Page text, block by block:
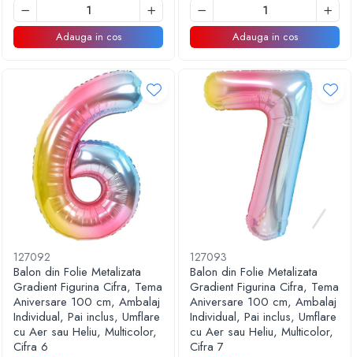
Adauga in cos Adauga in cos
127092
Balon din Folie Metalizata
Gradient Figurina Cifra, Tema
Aniversare 100 cm, Ambalaj
Individual, Pai inclus, Umflare
cu Aer sau Heliu, Multicolor,
Cifra 6
127093
Balon din Folie Metalizata
Gradient Figurina Cifra, Tema
Aniversare 100 cm, Ambalaj
Individual, Pai inclus, Umflare
cu Aer sau Heliu, Multicolor,
Cifra 7